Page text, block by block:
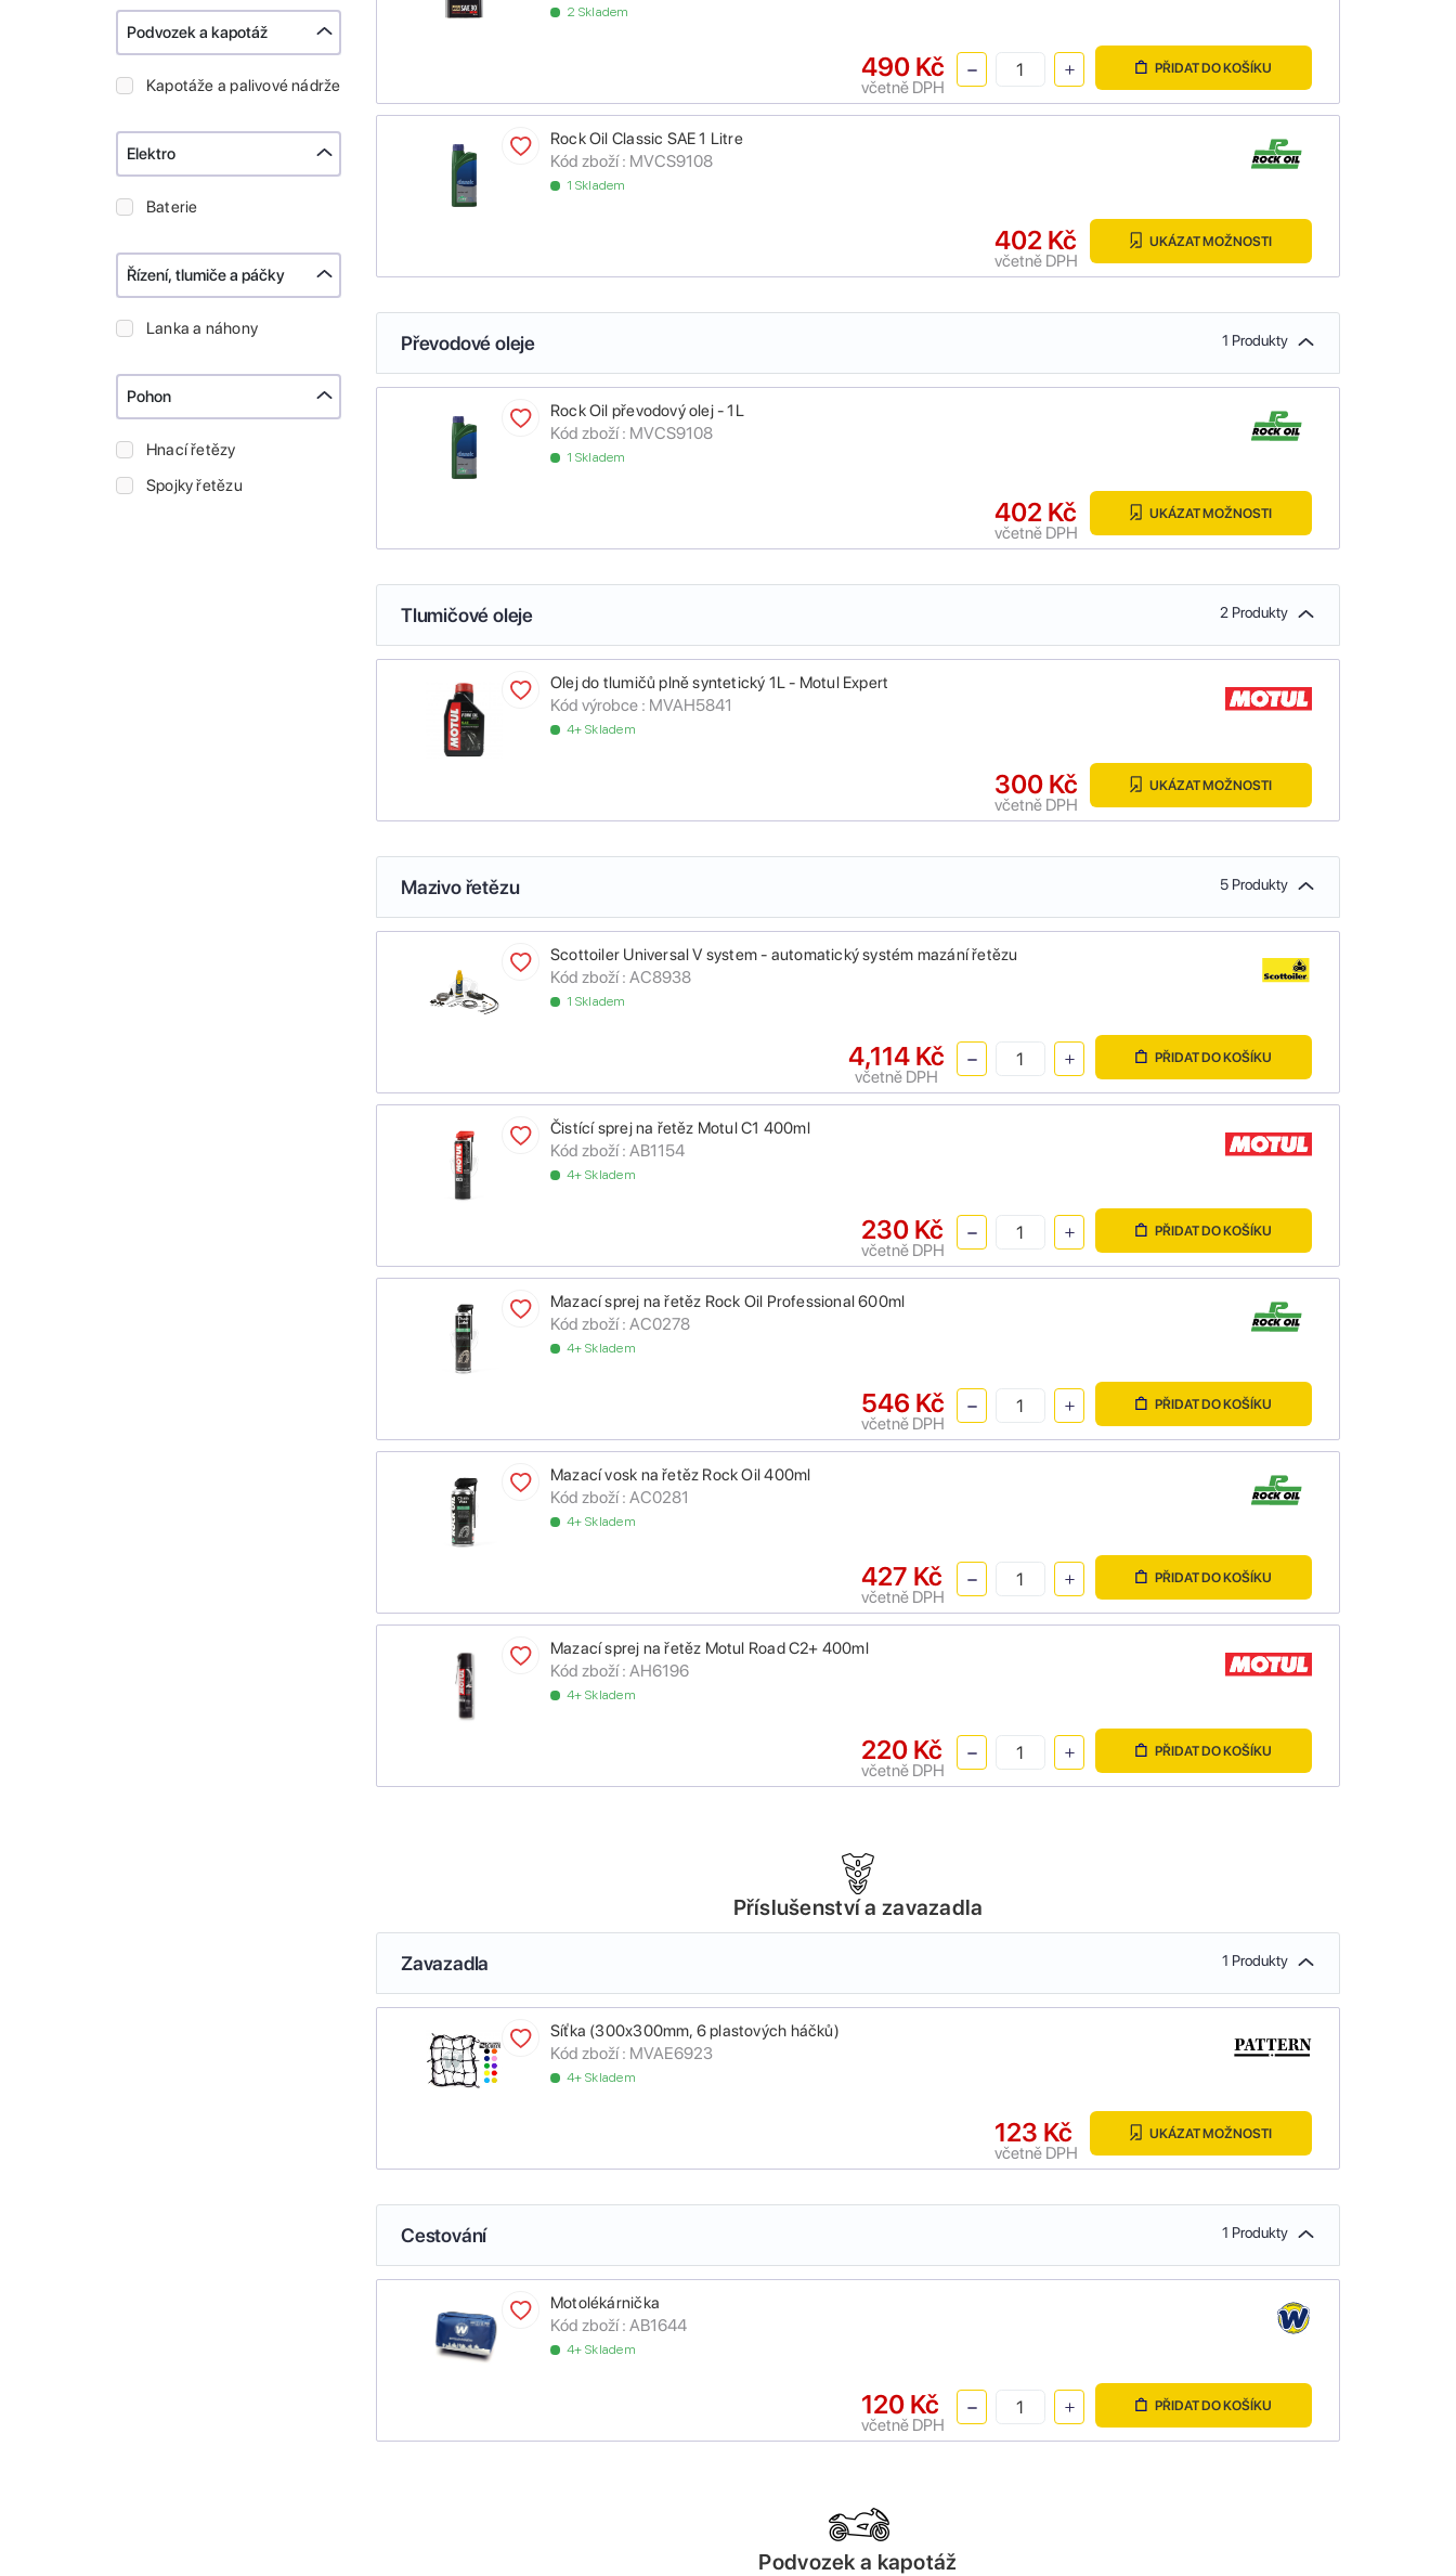
Podvozek a kapotáž
Kapotáže a palivové nádrže
Elektro
Baterie
Řízení, tlumiče a páčky
Lanka a náhony
Pohon
Hnací řetězy
Spojky řetězu
2 Skladem
490 Kč
včetně DPH
PŘIDAT DO KOŠÍKU
Rock Oil Classic SAE 1 Litre
Kód zboží : MVCS9108
1 Skladem
402 Kč
včetně DPH
UKÁZAT MOŽNOSTI
Převodové oleje 1 Produkty
Rock Oil převodový olej - 1L
Kód zboží : MVCS9108
1 Skladem
402 Kč
včetně DPH
UKÁZAT MOŽNOSTI
Tlumičové oleje 2 Produkty
Olej do tlumičů plně syntetický 1L - Motul Expert
Kód výrobce : MVAH5841
4+ Skladem
300 Kč
včetně DPH
UKÁZAT MOŽNOSTI
Mazivo řetězu 5 Produkty
Scottoiler Universal V system - automatický systém mazání řetězu
Kód zboží : AC8938
1 Skladem
4,114 Kč
včetně DPH
PŘIDAT DO KOŠÍKU
Čistící sprej na řetěz Motul C1 400ml
Kód zboží : AB1154
4+ Skladem
230 Kč
včetně DPH
PŘIDAT DO KOŠÍKU
Mazací sprej na řetěz Rock Oil Professional 600ml
Kód zboží : AC0278
4+ Skladem
546 Kč
včetně DPH
PŘIDAT DO KOŠÍKU
Mazací vosk na řetěz Rock Oil 400ml
Kód zboží : AC0281
4+ Skladem
427 Kč
včetně DPH
PŘIDAT DO KOŠÍKU
Mazací sprej na řetěz Motul Road C2+ 400ml
Kód zboží : AH6196
4+ Skladem
220 Kč
včetně DPH
PŘIDAT DO KOŠÍKU
Příslušenství a zavazadla
Zavazadla 1 Produkty
Síťka (300x300mm, 6 plastových háčků)
Kód zboží : MVAE6923
4+ Skladem
123 Kč
včetně DPH
UKÁZAT MOŽNOSTI
Cestování 1 Produkty
Motolékárnička
Kód zboží : AB1644
4+ Skladem
120 Kč
včetně DPH
PŘIDAT DO KOŠÍKU
Podvozek a kapotáž